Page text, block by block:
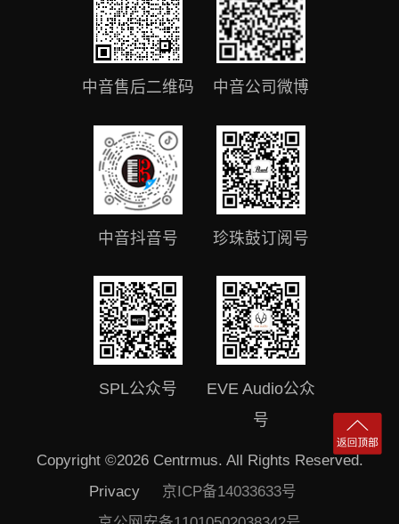
中音售后二维码 中音公司微博
中音抖音号 珍珠鼓订阅号
SPL公众号
EVE Audio公众
号
Copyright ©2026 Centrmus. All Rights Reserved.
Privacy 京ICP备14033633号